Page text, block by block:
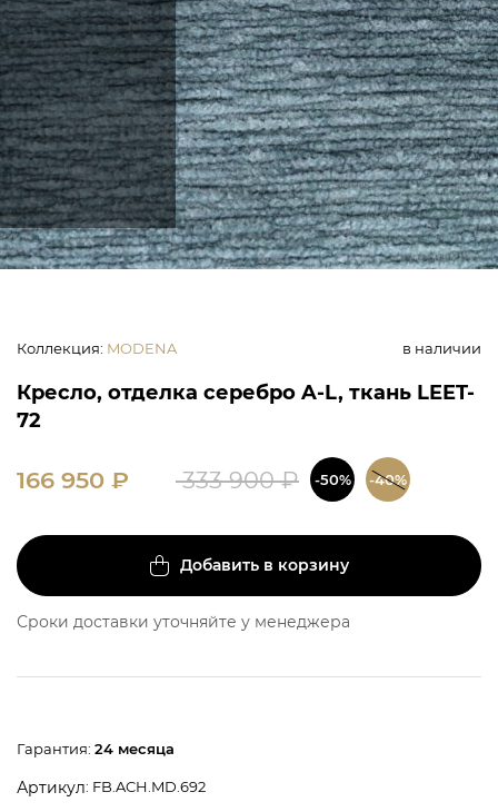
Коллекция: MODENA в наличии
Кресло, отделка серебро A-L, ткань LEET-
72
166 950 ₽ 333 900₽ -50% -40%
Добавить в корзину
Сроки доставки уточняйте у менеджера
Гарантия: 24 месяца
Артикул: FB.ACH.MD.692